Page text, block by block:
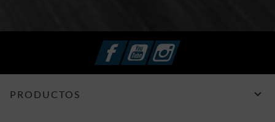
FacebookYouTubeInstagram
PRODUCTOS 